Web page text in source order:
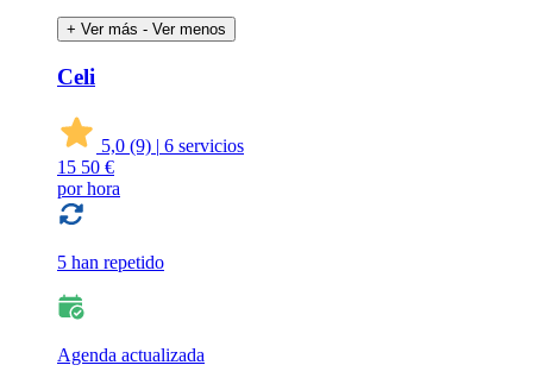
+ Ver más - Ver menos
Celi
5,0 (9) | 6 servicios
15 50 €
por hora
5 han repetido
Agenda actualizada